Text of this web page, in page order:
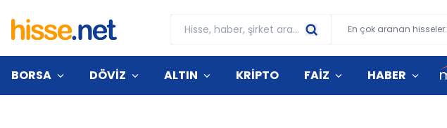
En çok aranan hisseler:
BORSA DÖVİZ ALTIN KRİPTO FAİZ HABER